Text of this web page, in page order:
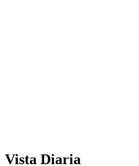
Vista Diaria